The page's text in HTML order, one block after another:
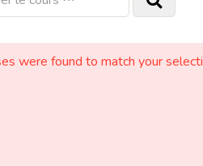
were found to match your